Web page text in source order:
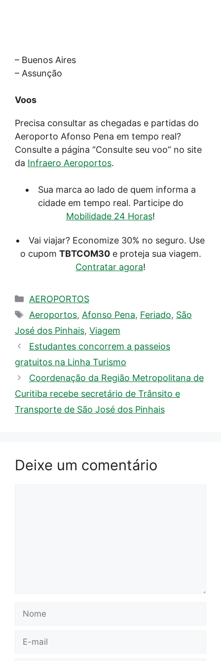
– Buenos Aires
– Assunção
Voos
Precisa consultar as chegadas e partidas do
Aeroporto Afonso Pena em tempo real?
Consulte a página “Consulte seu voo” no site
da Infraero Aeroportos.
Sua marca ao lado de quem informa a
cidade em tempo real. Participe do
Mobilidade 24 Horas!
Vai viajar? Economize 30% no seguro. Use
o cupom TBTCOM30e proteja sua viagem.
Contratar agora!
Categorias
AEROPORTOS
Tags
Aeroportos, Afonso Pena, Feriado, São
José dos Pinhais, Viagem
Estudantes concorrem a passeios
gratuitos na Linha Turismo
Coordenação da Região Metropolitana de
Curitiba recebe secretário de Trânsito e
Transporte de São José dos Pinhais
Deixe um comentário
Nome
E-